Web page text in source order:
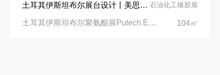
土耳其伊斯坦布尔展台设计丨美思德创新产品，打造聚氨酯行业标杆 石油化工橡胶展
土耳其伊斯坦布尔聚氨酯展Putech Eurasia|土耳其国际会展中心 104㎡